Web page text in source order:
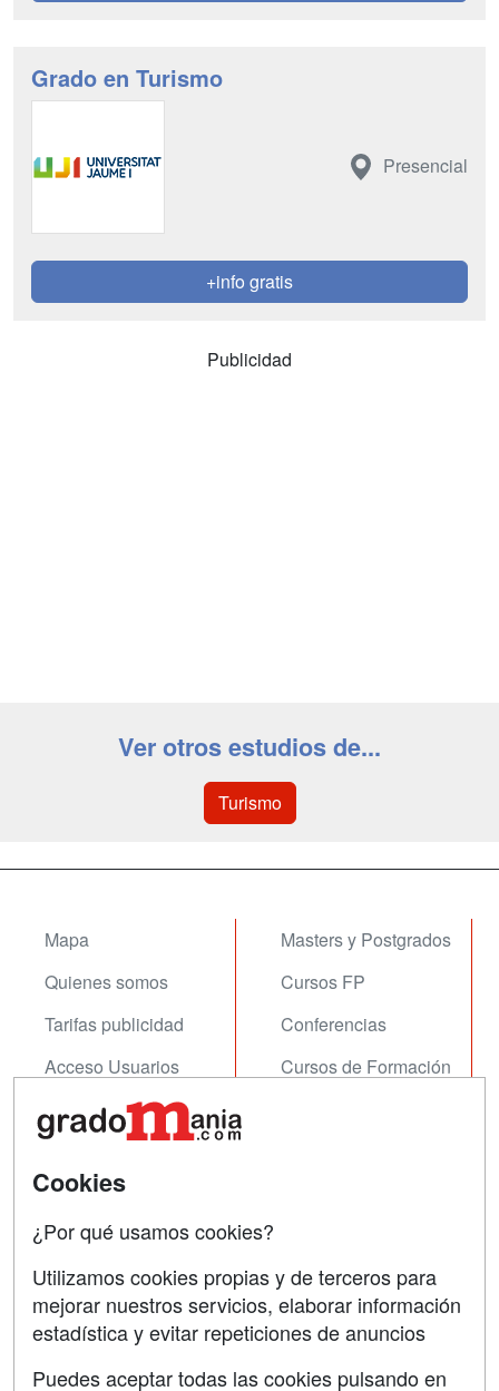
Grado en Turismo
Presencial
+info gratis
Publicidad
Ver otros estudios de...
Turismo
Mapa
Quienes somos
Tarifas publicidad
Acceso Usuarios
Acceso Centros
Masters y Postgrados
Cursos FP
Conferencias
Cursos de Formación
Contactar
Copyleft
Cookies
¿Por qué usamos cookies?
Utilizamos cookies propias y de terceros para
mejorar nuestros servicios, elaborar información
estadística y evitar repeticiones de anuncios
Puedes aceptar todas las cookies pulsando en